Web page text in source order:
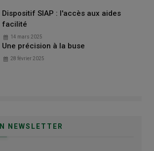
Dispositif SIAP : l'accès aux aides
facilité
14 mars 2025
Une précision à la buse
28 février 2025
NEWSLETTER